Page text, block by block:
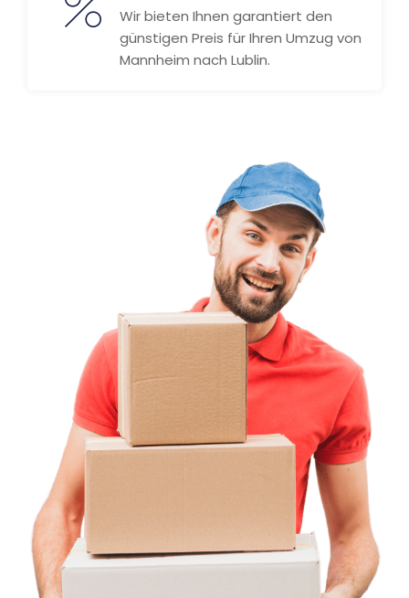
Wir bieten Ihnen garantiert den
günstigen Preis für Ihren Umzug von
Mannheim nach Lublin.